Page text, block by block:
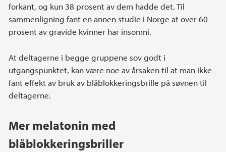
forkant, og kun 38 prosent av dem hadde det. Til
sammenligning fant en annen studie i Norge at over 60
prosent av gravide kvinner har insomni.
At deltagerne i begge gruppene sov godt i
utgangspunktet, kan være noe av årsaken til at man ikke
fant effekt av bruk av blåblokkeringsbrille på søvnen til
deltagerne.
Mer melatonin med
blåblokkeringsbriller